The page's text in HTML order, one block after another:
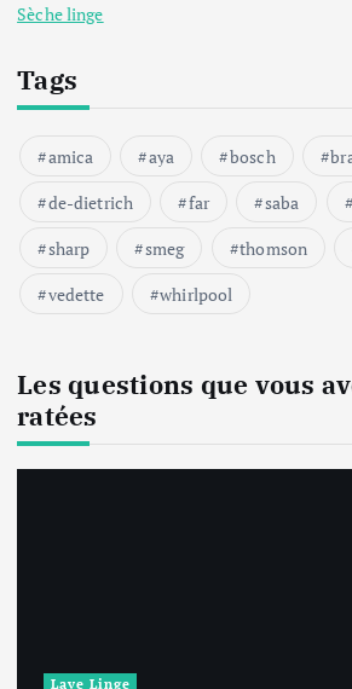
Sèche linge
Tags
amica aya bosch
de-dietrich
far saba
sharp
smeg thomson
vedette
whirlpool
Les questions que vous
ratées